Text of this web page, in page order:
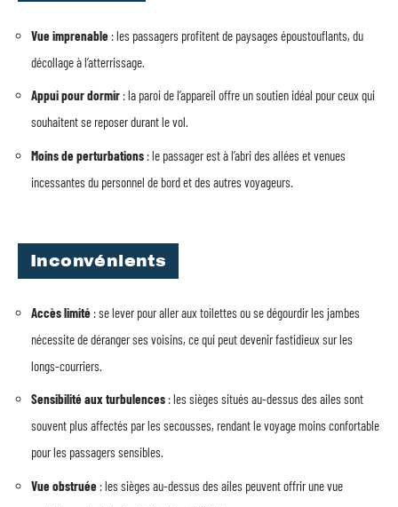
Vue imprenable : les passagers profitent de paysages époustouflants, du
décollage à l’atterrissage.
Appui pour dormir : la paroi de l’appareil offre un soutien idéal pour ceux qui
souhaitent se reposer durant le vol.
Moins de perturbations : le passager est à l’abri des allées et venues
incessantes du personnel de bord et des autres voyageurs.
Inconvénients
Accès limité : se lever pour aller aux toilettes ou se dégourdir les jambes
nécessite de déranger ses voisins, ce qui peut devenir fastidieux sur les
longs-courriers.
Sensibilité aux turbulences : les sièges situés au-dessus des ailes sont
souvent plus affectés par les secousses, rendant le voyage moins confortable
pour les passagers sensibles.
Vue obstruée : les sièges au-dessus des ailes peuvent offrir une vue